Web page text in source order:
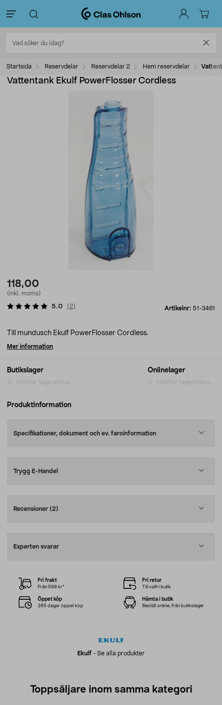
Startsida Reservdelar Reservdelar 2 Hem reservdelar
Vattentank Ekulf PowerFlosser Cordless
118,00
(inkl. moms)
Artikelnr: 51-3461
5.0 ( 2)
Butikslager
Hämtar lagerstatus...
Onlinelager
Hämtar lagerstatus...
Till mundusch Ekulf PowerFlosser Cordless.
Mer information
Produktinformation
Specifikationer, dokument och ev. faroinformation
Trygg E-Handel
Recensioner (2)
Experten svarar
Ekulf - Se alla produkter
Fri frakt
Från 599 kr*
Fri retur
Till valfri butik
Öppet köp
365 dagar öppet köp
Hämta i butik
Beställ online, från butikslager
Toppsäljare inom samma kategori